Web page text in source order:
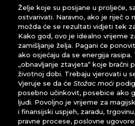
Želje koje su posijane u proljeće,
ostvarivati. Naravno, ako je riječ o
možda će se rezultati vidjeti tek
Kako god, ovo je idealno vrijeme
zamišljanje želja. Pagani će
ako osjećaju da se energija rasipa.
„obnavljanje ztavjeta“ koje bračni
životnoj dobi. Trebaju vjerovati u
Vjeruje se da će Stožac moći
posebno učinkovit, posebice ako
ljudi. Povoljno je vrijeme za
i finansijski uspjeh, zaradu,
pravne procese, poslovne